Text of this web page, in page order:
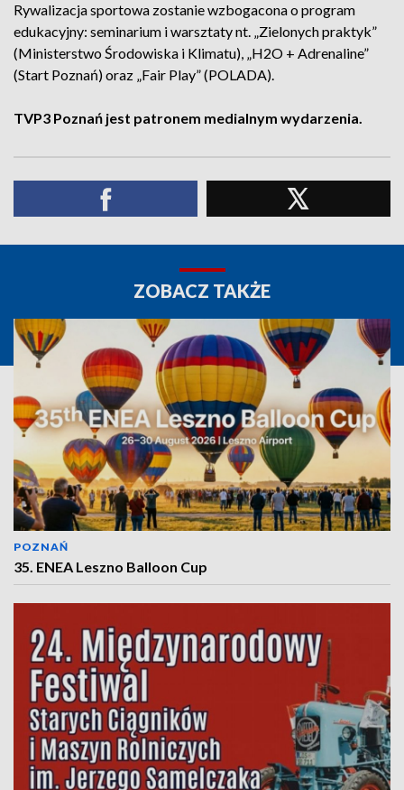
Rywalizacja sportowa zostanie wzbogacona o program
edukacyjny: seminarium i warsztaty nt. „Zielonych praktyk”
(Ministerstwo Środowiska i Klimatu), „H2O + Adrenaline”
(Start Poznań) oraz „Fair Play” (POLADA).
TVP3 Poznań jest patronem medialnym wydarzenia.
ZOBACZ TAKŻE
POZNAŃ
35. ENEA Leszno Balloon Cup